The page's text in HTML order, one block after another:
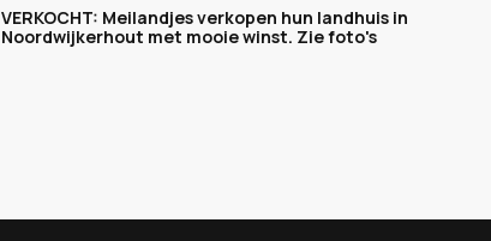
VERKOCHT: Meilandjes verkopen hun landhuis in
Noordwijkerhout met mooie winst. Zie foto's